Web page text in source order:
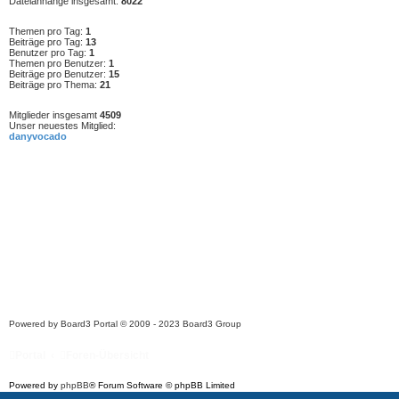
Themen pro Tag: 1
Beiträge pro Tag: 13
Benutzer pro Tag: 1
Themen pro Benutzer: 1
Beiträge pro Benutzer: 15
Beiträge pro Thema: 21
Mitglieder insgesamt 4509
Unser neuestes Mitglied:
danyvocado
Powered by Board3 Portal © 2009 - 2023 Board3 Group
Powered by phpBB® Forum Software © phpBB Limited